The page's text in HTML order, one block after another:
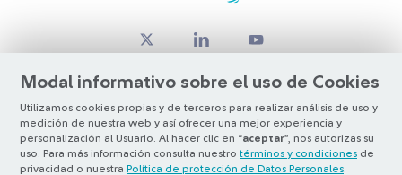
Modal informativo sobre el uso de Cookies
Utilizamos cookies propias y de terceros para realizar análisis de uso y
medición de nuestra web y así ofrecer una mejor experiencia y
personalización al Usuario. Al hacer clic en “aceptar”, nos autorizas su
uso. Para más información consulta nuestro términos y condiciones de
privacidad o nuestra Política de protección de Datos Personales
© Copyright Grupo SURA 2026